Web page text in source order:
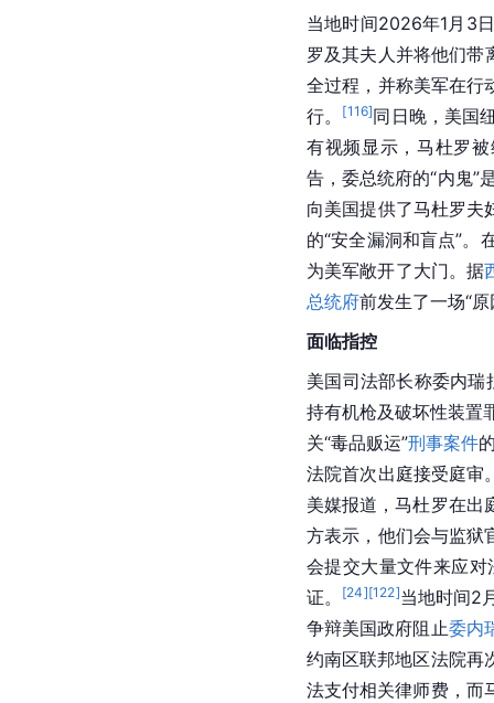
当地时间2026年1月3
罗及其夫人并将他们带
全过程，并称美军在行
行。
[116]同日晚，美国
有视频显示，马杜罗
告，委总统府的“内鬼”
向美国提供了马杜罗夫
的“安全漏洞和盲点”
为美军敞开了大门。据
总统府前发生了一场“
面临指控
美国司法部长称委内瑞
持有机枪及破坏性装置
关“毒品贩运”刑事案件
法院首次出庭接受庭审
美媒报道，马杜罗在出
方表示，他们会与监狱
会提交大量文件来应
证。
[24][122]当地时间2
争辩美国政府阻止委内
约南区联邦地区法院再
法支付相关律师费，而